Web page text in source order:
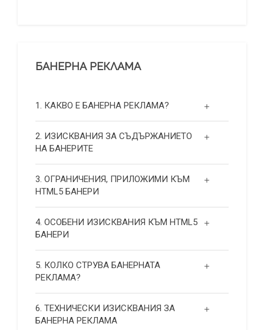
БАНЕРНА РЕКЛАМА
1. КАКВО Е БАНЕРНА РЕКЛАМА?
2. ИЗИСКВАНИЯ ЗА СЪДЪРЖАНИЕТО
НА БАНЕРИТЕ
3. ОГРАНИЧЕНИЯ, ПРИЛОЖИМИ КЪМ
HTML5 БАНЕРИ
4. ОСОБЕНИ ИЗИСКВАНИЯ КЪМ HTML5
БАНЕРИ
5. КОЛКО СТРУВА БАНЕРНАТА
РЕКЛАМА?
6. ТЕХНИЧЕСКИ ИЗИСКВАНИЯ ЗА
БАНЕРНА РЕКЛАМА